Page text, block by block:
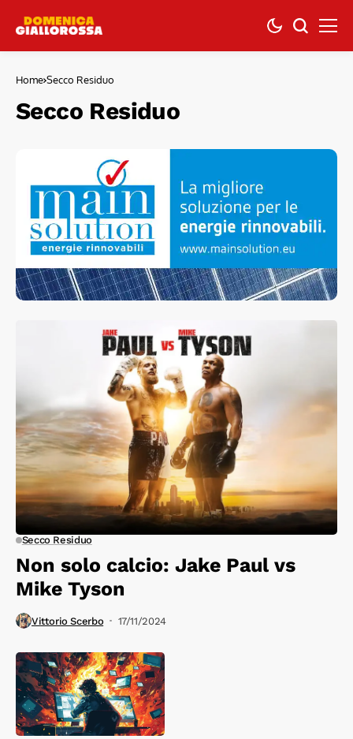
Home Secco Residuo
Secco Residuo
Secco Residuo
Non solo calcio: Jake Paul vs
Mike Tyson
Vittorio Scerbo 17/11/2024